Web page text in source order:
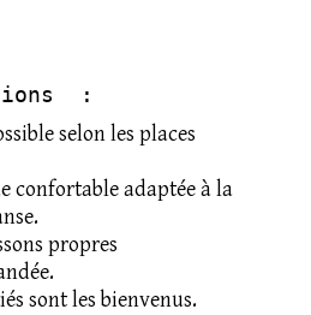
:
selon les places
confortable adaptée à la
propres
sont les bienvenus.